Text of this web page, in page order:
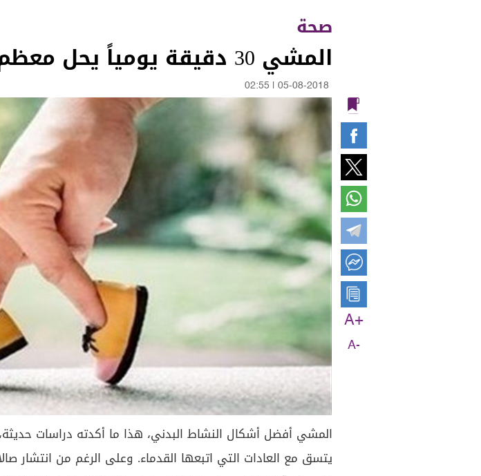
صحة
المشي 30 دقيقة يومياً يحل معظم مشاكلك الصحية
05-08-2018
02:55
A+
A-
المشي أفضل أشكال النشاط البدني، هذا ما أكدته دراسات
يتسق مع العادات التي اتبعها القدماء. وعلى الرغم من انتشار